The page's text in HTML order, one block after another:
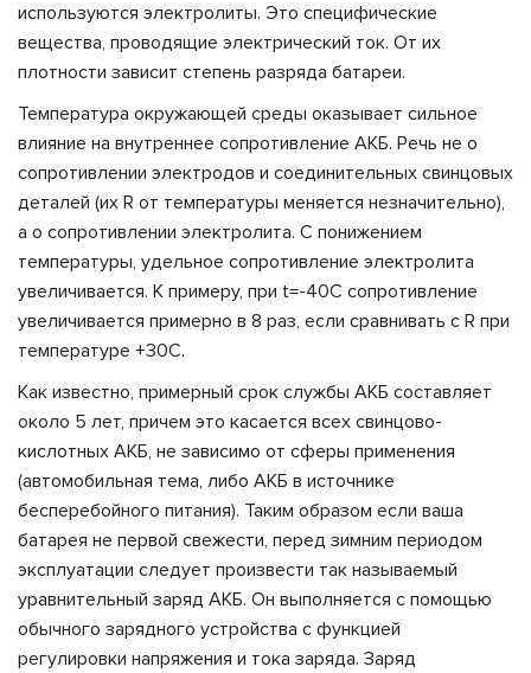
используются электролиты. Это специфические
вещества, проводящие электрический ток. От их
плотности зависит степень разряда батареи.
Температура окружающей среды оказывает сильное
влияние на внутреннее сопротивление АКБ. Речь не о
сопротивлении электродов и соединительных свинцовых
деталей (их R от температуры меняется незначительно),
а о сопротивлении электролита. С понижением
температуры, удельное сопротивление электролита
увеличивается. К примеру, при t=-40C сопротивление
увеличивается примерно в 8 раз, если сравнивать с R при
температуре +30С.
Как известно, примерный срок службы АКБ составляет
около 5 лет, причем это касается всех свинцово-
кислотных АКБ, не зависимо от сферы применения
(автомобильная тема, либо АКБ в источнике
бесперебойного питания). Таким образом если ваша
батарея не первой свежести, перед зимним периодом
эксплуатации следует произвести так называемый
уравнительный заряд АКБ. Он выполняется с помощью
обычного зарядного устройства с функцией
регулировки напряжения и тока заряда. Заряд